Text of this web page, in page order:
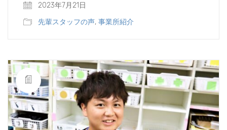
2023年7月21日
先輩スタッフの声, 事業所紹介